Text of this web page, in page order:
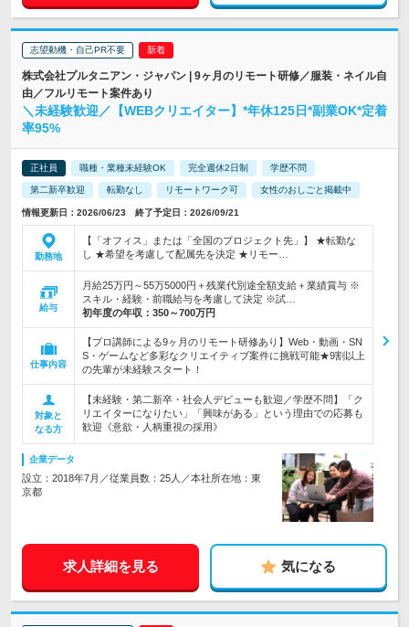
志望動機・自己PR不要
株式会社プルタニアン・ジャパン | 9ヶ月のリモート研修／服装・ネイル自
由／フルリモート案件あり
＼未経験歓迎／【WEBクリエイター】*年休125日*副業OK*定着
率95%
正社員 職種・業種未経験OK 完全週休2日制 学歴不問
第二新卒歓迎 転勤なし リモートワーク可 女性のおしごと掲載中
情報更新日：2026/06/23 終了予定日：2026/09/21
勤務地
【「オフィス」または「全国のプロジェクト先」】 ★転勤な
し ★希望を考慮して配属先を決定 ★リモー…
給与
月給25万円～55万5000円＋残業代別途全額支給＋業績賞与 ※
スキル・経験・前職給与を考慮して決定 ※試…
初年度の年収： 350～700万円
仕事内容
【プロ講師による9ヶ月のリモート研修あり】Web・動画・SN
S・ゲームなど多彩なクリエイティブ案件に挑戦可能★9割以上
の先輩が未経験スタート！
対象と
なる方
【未経験・第二新卒・社会人デビューも歓迎／学歴不問】「ク
リエイターになりたい」「興味がある」という理由での応募も
歓迎《意欲・人柄重視の採用》
企業データ
設立：2018年7月／従業員数：25人／本社所在地：東
京都
求人詳細を見る 気になる